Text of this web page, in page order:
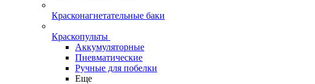
Красконагнетательные баки
Краскопульты
Аккумуляторные
Пневматические
Ручные для побелки
Еще